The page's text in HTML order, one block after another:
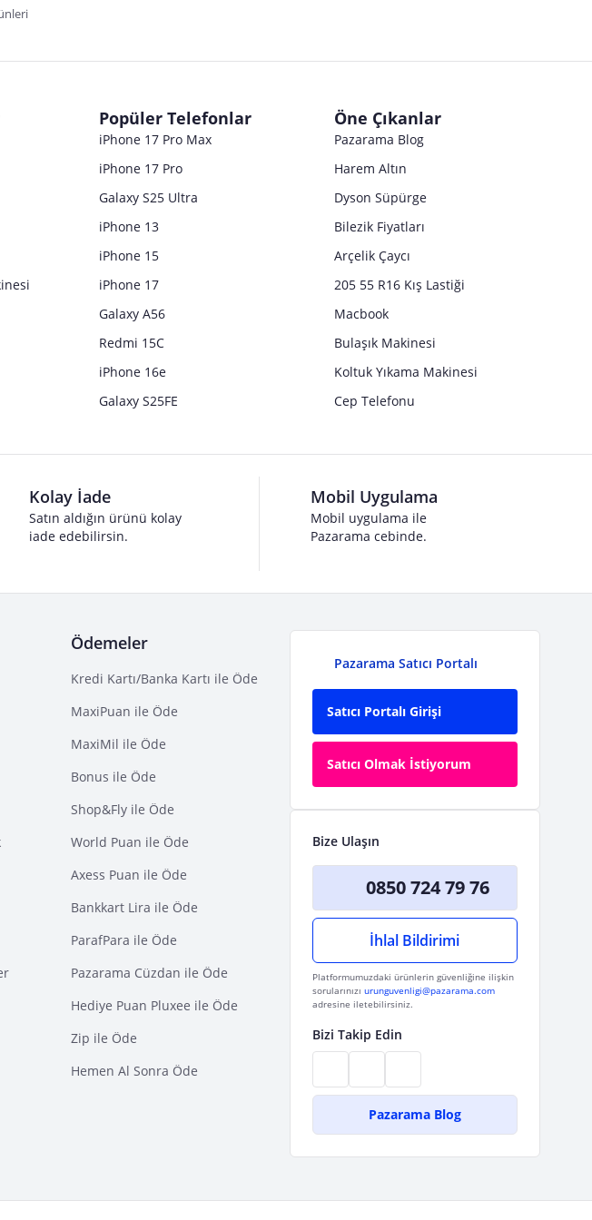
Satıcı bilgi girişi yapmamıştır.
Satıcı bilgi girişi yapmamıştır.
Satıcı bilgi girişi yapmamıştır.
Satıcı bilgi girişi yapmamıştır.
Popüler Telefonlar
iPhone 17 Pro Max
iPhone 17 Pro
Galaxy S25 Ultra
iPhone 13
iPhone 15
iPhone 17
Galaxy A56
Redmi 15C
iPhone 16e
Galaxy S25FE
Öne Çıkanlar
Pazarama Blog
Harem Altın
Dyson Süpürge
Bilezik Fiyatları
Arçelik Çaycı
205 55 R16 Kış Lastiği
Macbook
Bulaşık Makinesi
Koltuk Yıkama Makinesi
Cep Telefonu
Kolay İade
Satın aldığın ürünü kolay
iade edebilirsin.
Mobil Uygulama
Mobil uygulama ile
Pazarama cebinde.
Ödemeler
Kredi Kartı/Banka Kartı ile Öde
MaxiPuan ile Öde
MaxiMil ile Öde
Bonus ile Öde
Shop&Fly ile Öde
World Puan ile Öde
Axess Puan ile Öde
Bankkart Lira ile Öde
ParafPara ile Öde
Pazarama Cüzdan ile Öde
Hediye Puan Pluxee ile Öde
Zip ile Öde
Hemen Al Sonra Öde
Pazarama Satıcı Portalı
Satıcı Portalı Girişi
Satıcı Olmak İstiyorum
Bize Ulaşın
0850 724 79 76
İhlal Bildirimi
Platformumuzdaki ürünlerin güvenliğine ilişkin
sorularınızı urunguvenligi@pazarama.com
adresine iletebilirsiniz.
Bizi Takip Edin
Pazarama Blog